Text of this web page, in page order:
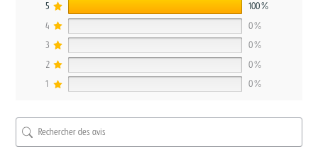
5
100%
4
0%
3
0%
2
0%
1
0%